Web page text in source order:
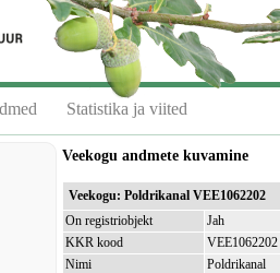
Statistika ja viited
Veekogu andmete kuvamine
Veekogu: Poldrikanal VEE1062202
On registriobjekt
Jah
KKR kood
VEE1062202
Nimi
Poldrikanal